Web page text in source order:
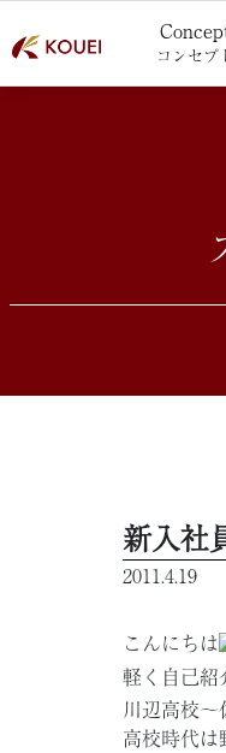
コンセプ
新入社
2011.4.19
こんにちは
軽く自己紹
川辺高校～
高校時代は